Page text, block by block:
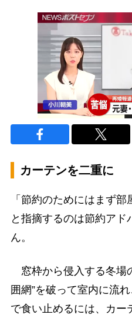
カーテンを二重に
「節約のためにはまず部
と指摘するのは節約アド
ん。
窓枠から侵入する冬場
囲網”を破って室内に流
で食い止めるには、カー